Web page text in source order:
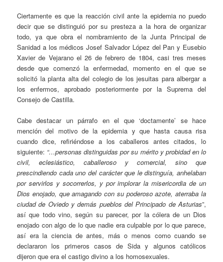
Ciertamente es que la reacción civil ante la epidemia no puedo
decir que se distinguió por su presteza a la hora de organizar
todo, ya que obra el nombramiento de la Junta Principal de
Sanidad a los médicos Josef Salvador López del Pan y Eusebio
Xavier de Vejarano el 26 de febrero de 1804, casi tres meses
desde que comenzó la enfermedad, momento en el que se
solicitó la planta alta del colegio de los jesuitas para albergar a
los enfermos, aprobado posteriormente por la Suprema del
Consejo de Castilla.
Cabe destacar un párrafo en el que ‘doctamente’ se hace
mención del motivo de la epidemia y que hasta causa risa
cuando dice, refiriéndose a los caballeros antes citados, lo
siguiente: “…personas distinguidas por su mérito y probidad en lo
civil, eclesiástico, caballeroso y comercial, sino que
prescindiendo cada uno del carácter que le distinguía, anhelaban
por servirlos y socorrerlos, y por implorar la misericordia de un
Dios enojado, que amagando con su poderoso azote, aterraba la
ciudad de Oviedo y demás pueblos del Principado de Asturias”,
así que todo vino, según su parecer, por la cólera de un Dios
enojado con algo de lo que nadie era culpable por lo que parece,
así era la ciencia de antes, más o menos como cuando se
declararon los primeros casos de Sida y algunos católicos
dijeron que era el castigo divino a los homosexuales.